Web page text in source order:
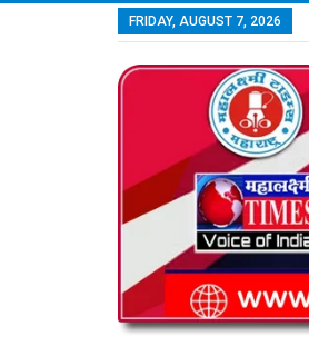
FRIDAY, AUGUST 7, 2026